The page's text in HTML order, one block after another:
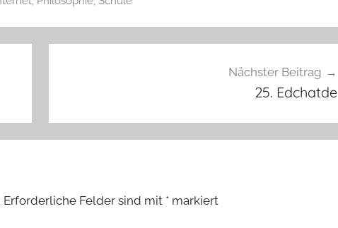
Nächster Beitrag
25. Edchatde
Erforderliche Felder sind mit * markiert